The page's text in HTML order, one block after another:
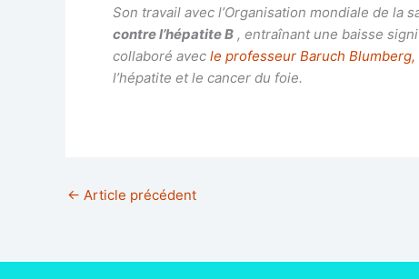
Son travail avec l’Organisation mondiale de la
contre l’hépatite B, entraînant une baisse
collaboré avec le professeur Baruch
l’hépatite et le cancer du foie.
← Article précédent